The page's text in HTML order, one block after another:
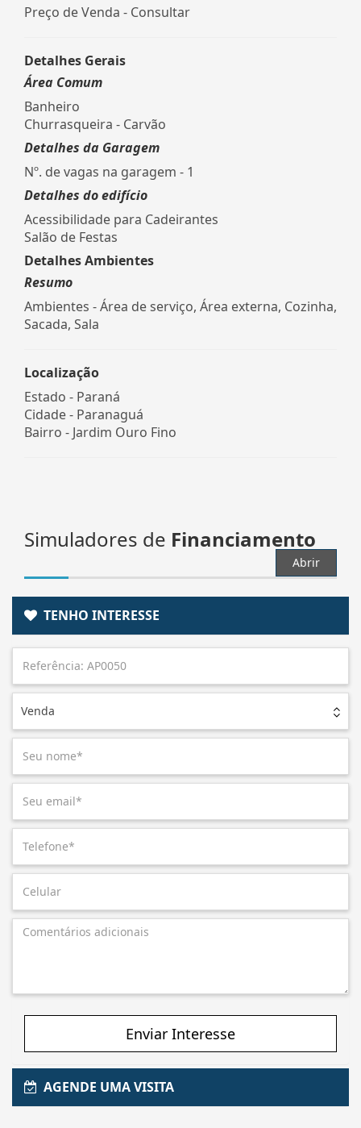
Preço de Venda - Consultar
Detalhes Gerais
Área Comum
Banheiro
Churrasqueira - Carvão
Detalhes da Garagem
Nº. de vagas na garagem - 1
Detalhes do edifício
Acessibilidade para Cadeirantes
Salão de Festas
Detalhes Ambientes
Resumo
Ambientes - Área de serviço, Área externa, Cozinha,
Sacada, Sala
Localização
Estado - Paraná
Cidade - Paranaguá
Bairro - Jardim Ouro Fino
Simuladores de Financiamento
Abrir
TENHO INTERESSE
Venda
Enviar Interesse